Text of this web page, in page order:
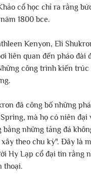
cổ học chỉ ra rằng
1800 bce.
Kenyon, Eli
liên quan đến pháo
công trình kiến
đã công bố những
mà họ có niên
những tảng đá
theo chu kỳ". Đây là
Hy Lạp cổ đại tin rằng
thoại.